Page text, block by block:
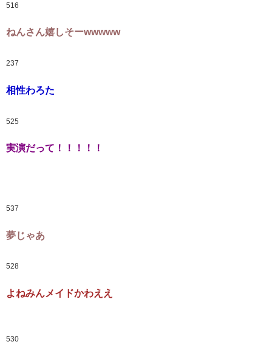
516
ねんさん嬉しそーwwwww
237
相性わろた
525
実演だって！！！！！
537
夢じゃあ
528
よねみんメイドかわええ
530